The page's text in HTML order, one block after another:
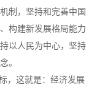
制，坚持和完善中国
构建新发展格局能力
以人民为中心，坚持
。
，这就是：经济发展